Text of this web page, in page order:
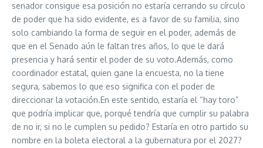
senador consigue esa posición no estaría cerrando su círculo
de poder que ha sido evidente, es a favor de su familia, sino
solo cambiando la forma de seguir en el poder, además de
que en el Senado aún le faltan tres años, lo que le dará
presencia y hará sentir el poder de su voto.Además, como
coordinador estatal, quien gane la encuesta, no la tiene
segura, sabemos lo que eso significa con el poder de
direccionar la votación.En este sentido, estaría el “hay toro”
que podría implicar que, porqué tendría que cumplir su palabra
de no ir, si no le cumplen su pedido? Estaría en otro partido su
nombre en la boleta electoral a la gubernatura por el 2027?